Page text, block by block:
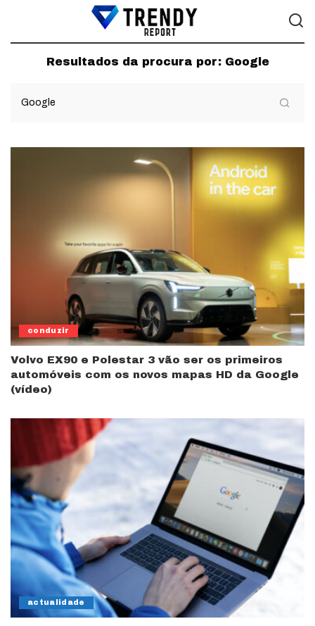
Resultados da procura por: Google
conduzir
Volvo EX90 e Polestar 3 vão ser os primeiros
automóveis com os novos mapas HD da Google
(vídeo)
actualidade